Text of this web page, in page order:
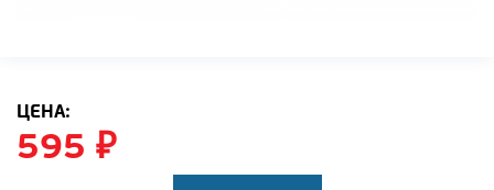
ЦЕНА:
595 ₽